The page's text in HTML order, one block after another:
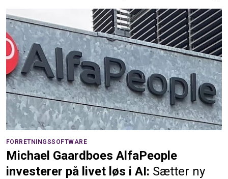
FORRETNINGSSOFTWARE
Michael Gaardboes AlfaPeople
investerer på livet løs i AI: Sætter ny